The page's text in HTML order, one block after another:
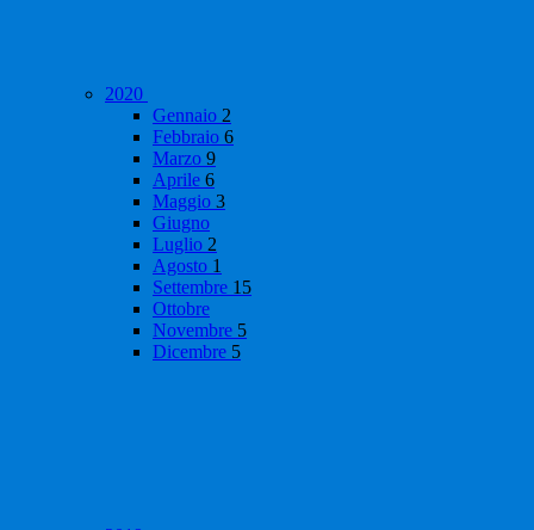
2020
Gennaio 2
Febbraio 6
Marzo 9
Aprile 6
Maggio 3
Giugno
Luglio 2
Agosto 1
Settembre 15
Ottobre
Novembre 5
Dicembre 5